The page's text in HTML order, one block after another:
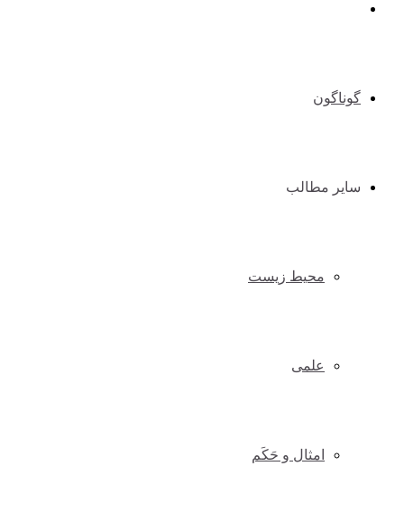
عکس و فیلم
گوناگون
سایر مطالب
محیط زیست
علمی
امثال و حَکَم